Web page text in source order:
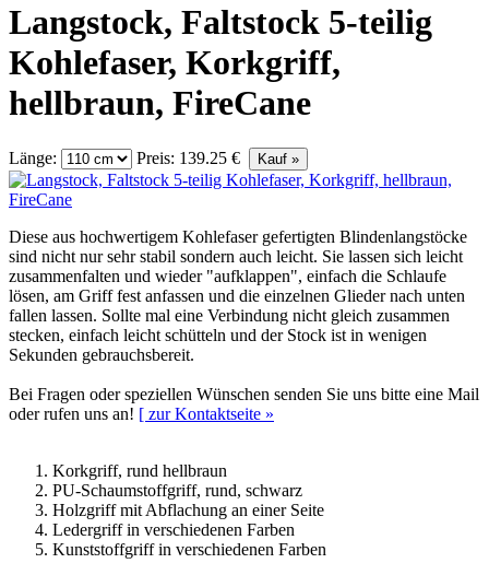
Langstock, Faltstock 5-teilig
Kohlefaser, Korkgriff,
hellbraun, FireCane
Länge: Preis: 139.25 €
Diese aus hochwertigem Kohlefaser gefertigten Blindenlangstöcke
sind nicht nur sehr stabil sondern auch leicht. Sie lassen sich leicht
zusammenfalten und wieder "aufklappen", einfach die Schlaufe
lösen, am Griff fest anfassen und die einzelnen Glieder nach unten
fallen lassen. Sollte mal eine Verbindung nicht gleich zusammen
stecken, einfach leicht schütteln und der Stock ist in wenigen
Sekunden gebrauchsbereit.
Bei Fragen oder speziellen Wünschen senden Sie uns bitte eine Mail
oder rufen uns an! [ zur Kontaktseite »
Korkgriff, rund hellbraun
PU-Schaumstoffgriff, rund, schwarz
Holzgriff mit Abflachung an einer Seite
Ledergriff in verschiedenen Farben
Kunststoffgriff in verschiedenen Farben